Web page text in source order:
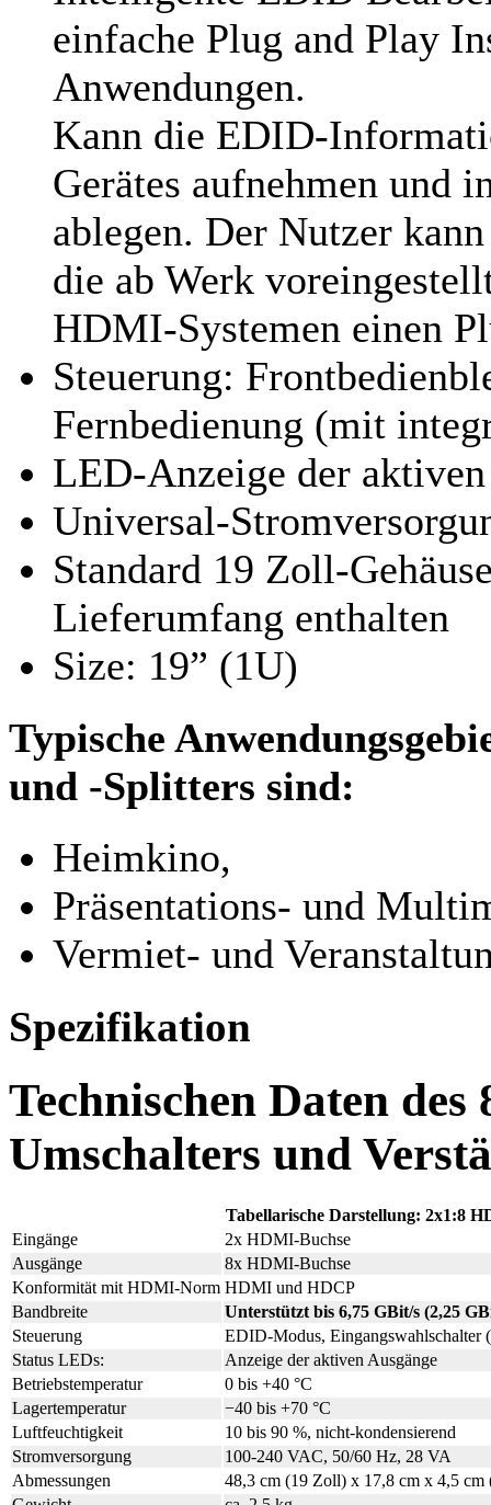
einfache Plug and Play
Anwendungen.
Kann die EDID-
Gerätes aufnehmen und
ablegen. Der Nutzer
die ab Werk
HDMI-Systemen einen
Steuerung:
Fernbedienung (mit
LED-Anzeige der aktiven
Universal-
Standard 19 Zoll-
Lieferumfang enthalten
Size: 19” (1U)
Typische
und -Splitters sind:
Heimkino,
Präsentations- und
Vermiet- und
Spezifikation
Technischen Daten
Umschalters und
Tabellarische Darstellung: 2x1:8
Eingänge
2x HDMI-Buchse
Ausgänge
8x HDMI-Buchse
Konformität mit HDMI-Norm HDMI und HDCP
Bandbreite
Unterstützt bis 6,75 GBit/s (2,25
Steuerung
EDID-Modus, Eingangswahlschalter
Status LEDs:
Anzeige der aktiven Ausgänge
Betriebstemperatur
0 bis +40 °C
Lagertemperatur
−40 bis +70 °C
Luftfeuchtigkeit
10 bis 90 %, nicht-kondensierend
Stromversorgung
100-240 VAC, 50/60 Hz, 28 VA
Abmessungen
48,3 cm (19 Zoll) x 17,8 cm x 4,5